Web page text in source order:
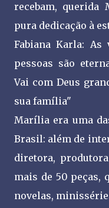
recebam, querida
pura dedicação à
Fabiana Karla: As
pessoas são
Vai com Deus
sua família"
Marília era uma
Brasil: além de
diretora,
mais de 50 peças,
novelas,